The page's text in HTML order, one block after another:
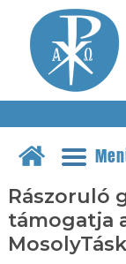
Rászoruló
támogatja